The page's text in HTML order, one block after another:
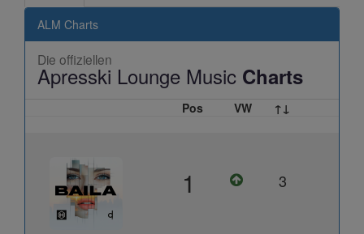
ALM Charts
Die offiziellen
Apresski Lounge Music Charts
Pos VW ↑↓
1 3